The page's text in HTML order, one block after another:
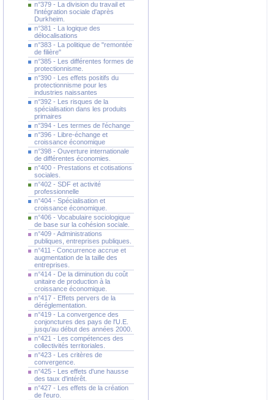
n°379 - La division du travail et
l'intégration sociale d'après
Durkheim.
n°381 - La logique des
délocalisations
n°383 - La politique de "remontée
de filière"
n°385 - Les différentes formes de
protectionnisme.
n°390 - Les effets positifs du
protectionnisme pour les
industries naissantes
n°392 - Les risques de la
spécialisation dans les produits
primaires
n°394 - Les termes de l'échange
n°396 - Libre-échange et
croissance économique
n°398 - Ouverture internationale
de différentes économies.
n°400 - Prestations et cotisations
sociales.
n°402 - SDF et activité
professionnelle
n°404 - Spécialisation et
croissance économique.
n°406 - Vocabulaire sociologique
de base sur la cohésion sociale.
n°409 - Administrations
publiques, entreprises publiques.
n°411 - Concurrence accrue et
augmentation de la taille des
entreprises.
n°414 - De la diminution du coût
unitaire de production à la
croissance économique.
n°417 - Effets pervers de la
déréglementation.
n°419 - La convergence des
conjonctures des pays de l'U.E.
jusqu'au début des années 2000.
n°421 - Les compétences des
collectivités territoriales.
n°423 - Les critères de
convergence.
n°425 - Les effets d'une hausse
des taux d'intérêt.
n°427 - Les effets de la création
de l'euro.